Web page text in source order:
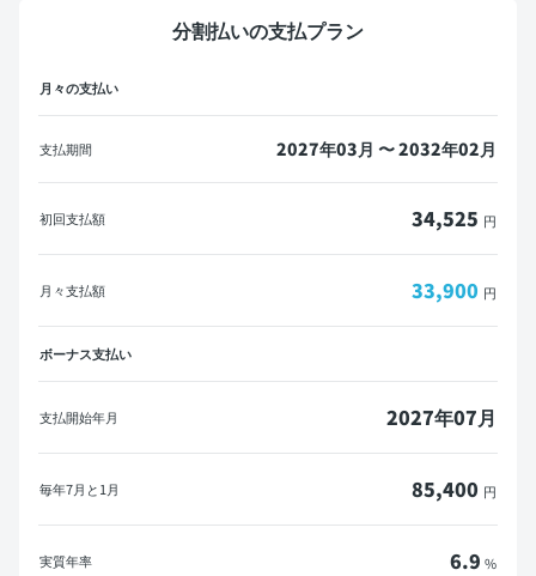
マイカーローンをご利用の方へ
※一部の金融機関ではローンが組めない場合がございます。
PDFダウンロード
分割払いの支払プラン
月々の支払い
支払期間 2027年03月 〜 2032年02月
初回支払額 34,525 円
月々支払額 33,900 円
ボーナス支払い
支払開始年月 2027年07月
毎年7月と1月 85,400 円
実質年率 6.9 %